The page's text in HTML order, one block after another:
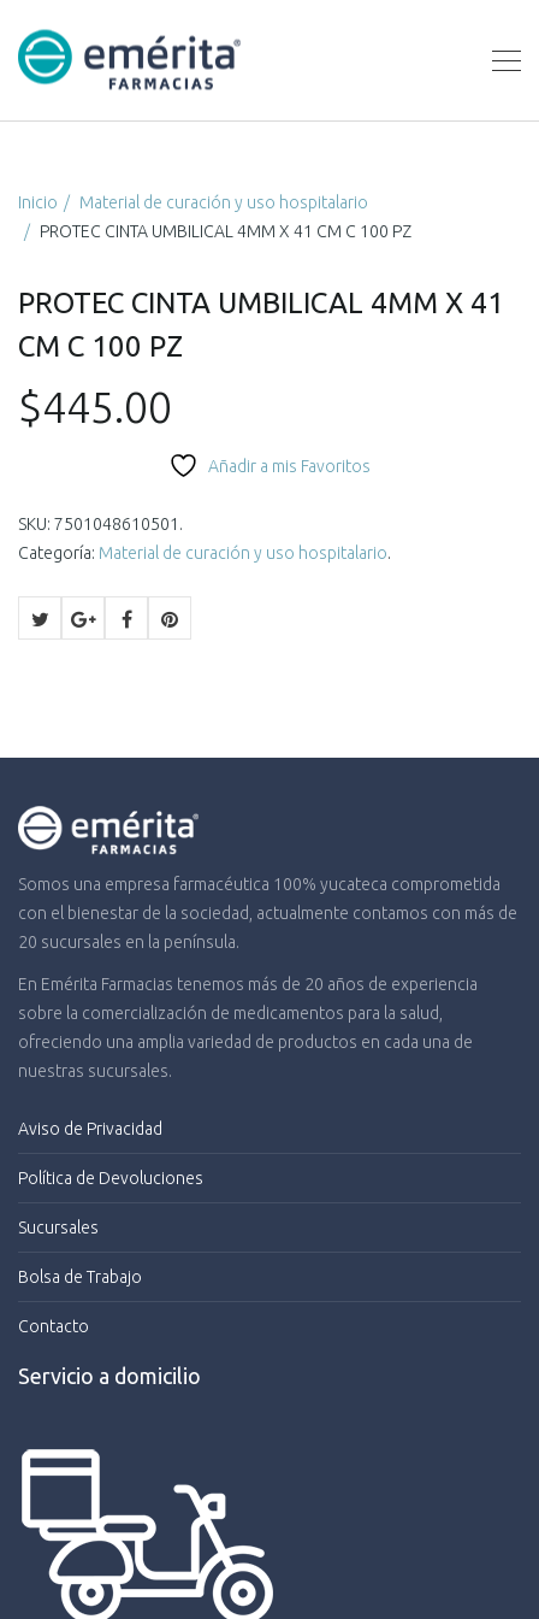
Inicio
Material de curación y uso hospitalario
PROTEC CINTA UMBILICAL 4MM X 41 CM C 100 PZ
PROTEC CINTA UMBILICAL 4MM X 41
CM C 100 PZ
$445.00
Añadir a mis Favoritos
SKU: 7501048610501 .
Categoría: Material de curación y uso hospitalario.
Somos una empresa farmacéutica 100% yucateca comprometida
con el bienestar de la sociedad, actualmente contamos con más de
20 sucursales en la península.
En Emérita Farmacias tenemos más de 20 años de experiencia
sobre la comercialización de medicamentos para la salud,
ofreciendo una amplia variedad de productos en cada una de
nuestras sucursales.
Aviso de Privacidad
Política de Devoluciones
Sucursales
Bolsa de Trabajo
Contacto
Servicio a domicilio